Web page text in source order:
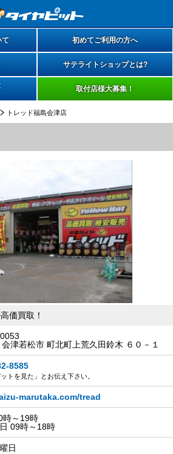
初めてご利用の方へ
サテライトショップとは?
取付店様大募集！
トレッド福島会津店
価買取！
津若松市 町北町上荒久田鈴木 ６０－１
8585
トを見た」とお伝え下さい。
marutaka.com/tread
時～19時
09時～18時
日